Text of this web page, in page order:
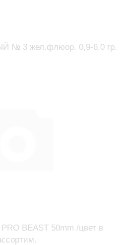
№ 3 жел.флюор. 0,9-6,0 гр.
BEAST 50mm /цвет в